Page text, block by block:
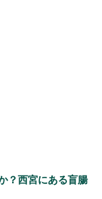
？西宮にある盲腸